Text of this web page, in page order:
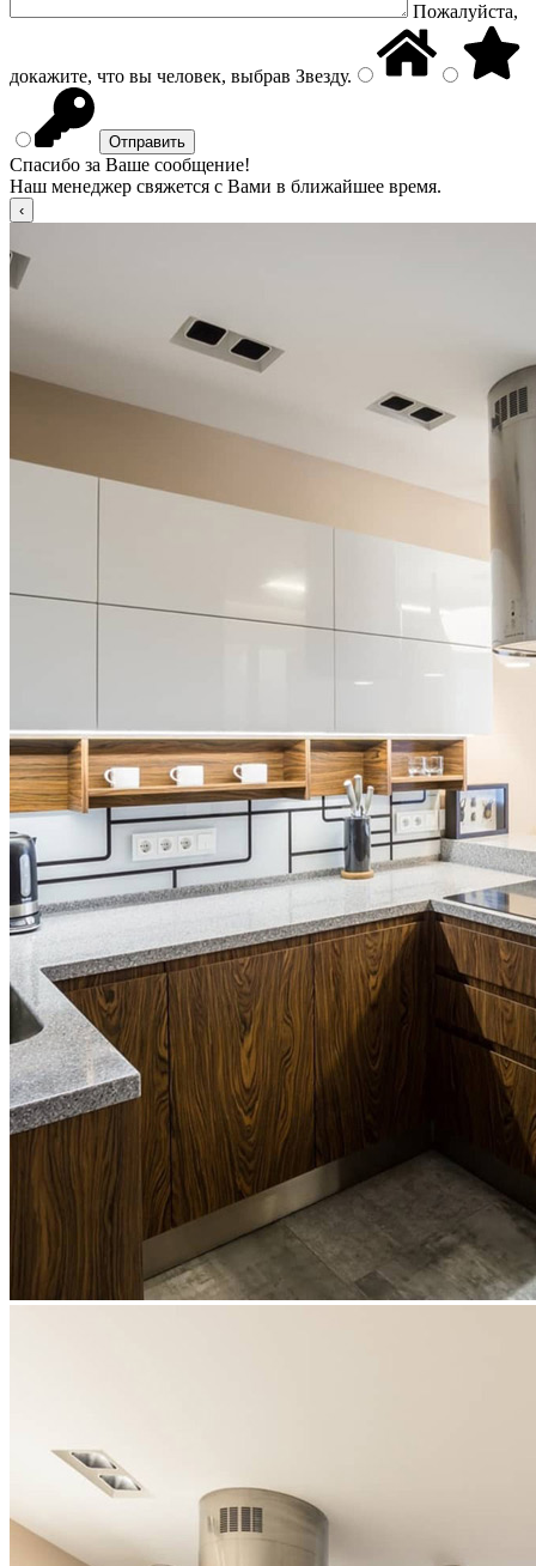
Пожалуйста,
докажите, что вы человек, выбрав Звезду.
Спасибо за Ваше сообщение!
Наш менеджер свяжется с Вами в ближайшее время.